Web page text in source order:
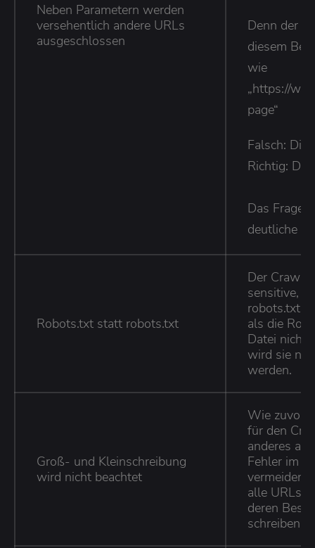
Neben Parametern werden
versehentlich andere URLs
ausgeschlossen
Denn der
diesem
wie
„https://
page“
Falsch:
Richtig:
Das
deutliche
Robots.txt statt robots.txt
Der
sensitive,
robots.txt
als die
Datei nicht
wird sie
werden.
Groß- und Kleinschreibung
wird nicht beachtet
Wie zuvor
für den
anderes
Fehler im
vermeiden,
alle URLs
deren
schreiben.